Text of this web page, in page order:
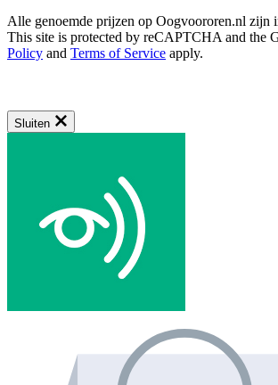
Alle genoemde prijzen op Oogvoororen.nl zijn
This site is protected by reCAPTCHA and the
Policy and Terms of Service apply.
Sluiten